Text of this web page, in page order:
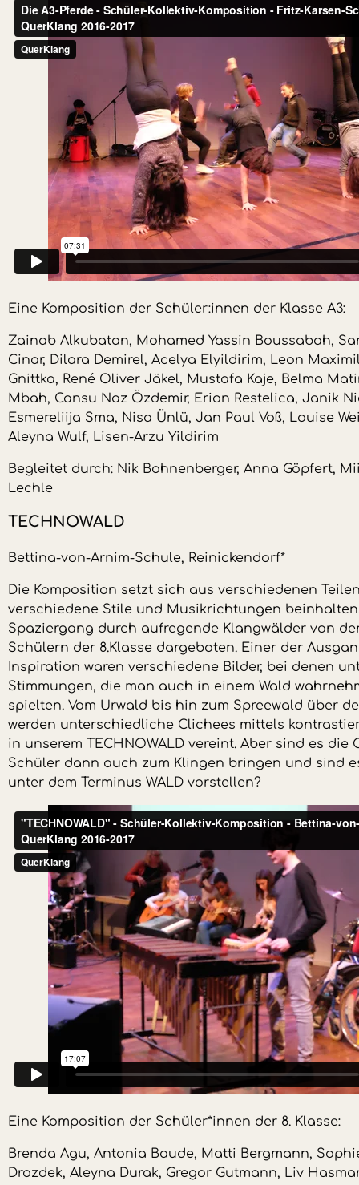
Eine Komposition der Schüler:innen der Klasse A3:
Zainab Alkubatan, Mohamed Yassin Boussabah,
Cinar, Dilara Demirel, Acelya Elyildirim, Leon
Gnittka, René Oliver Jäkel, Mustafa Kaje, Belma
Mbah, Cansu Naz Özdemir, Erion Restelica, Janik
Esmereliija Sma, Nisa Ünlü, Jan Paul Voß, Louise
Aleyna Wulf, Lisen-Arzu Yildirim
Begleitet durch: Nik Bohnenberger, Anna Göpfert,
Lechle
TECHNOWALD
Bettina-von-Arnim-Schule, Reinickendorf*
Die Komposition setzt sich aus verschiedenen
verschiedene Stile und Musikrichtungen
Spaziergang durch aufregende Klangwälder von
Schülern der 8.Klasse dargeboten. Einer der
Inspiration waren verschiedene Bilder, bei denen
Stimmungen, die man auch in einem Wald
spielten. Vom Urwald bis hin zum Spreewald über
werden unterschiedliche Clichees mittels
in unserem TECHNOWALD vereint. Aber sind es die
Schüler dann auch zum Klingen bringen und sind
unter dem Terminus WALD vorstellen?
Eine Komposition der Schüler*innen der 8. Klasse:
Brenda Agu, Antonia Baude, Matti Bergmann,
Drozdek, Aleyna Durak, Gregor Gutmann, Liv